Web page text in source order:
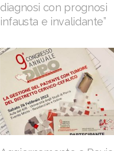
diagnosi con prognosi
infausta e invalidante”